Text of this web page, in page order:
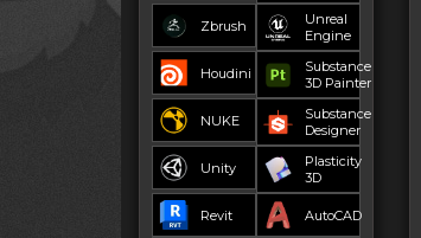
Zbrush
Unreal
Engine
Houdini
Substance
3D Painter
NUKE
Substance
Designer
Unity
Plasticity
3D
Revit AutoCAD